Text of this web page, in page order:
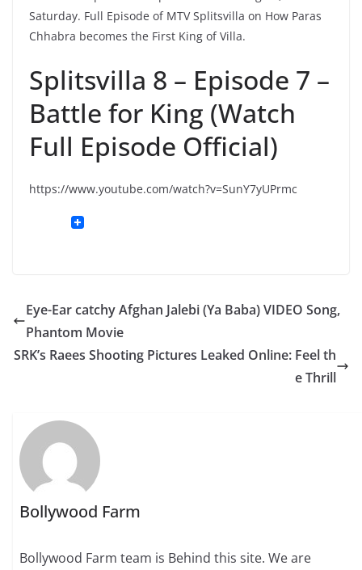
Saturday. Full Episode of MTV Splitsvilla on How Paras
Chhabra becomes the First King of Villa.
Splitsvilla 8 – Episode 7 –
Battle for King (Watch
Full Episode Official)
https://www.youtube.com/watch?v=SunY7yUPrmc
Eye-Ear catchy Afghan Jalebi (Ya Baba) VIDEO Song,
Phantom Movie
SRK’s Raees Shooting Pictures Leaked Online: Feel th
e Thrill
Bollywood Farm
Bollywood Farm team is Behind this site. We are